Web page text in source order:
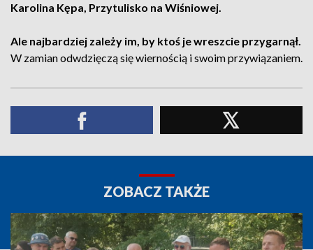
Karolina Kępa, Przytulisko na Wiśniowej.
Ale najbardziej zależy im, by ktoś je wreszcie przygarnął.
W zamian odwdzięczą się wiernością i swoim przywiązaniem.
ZOBACZ TAKŻE